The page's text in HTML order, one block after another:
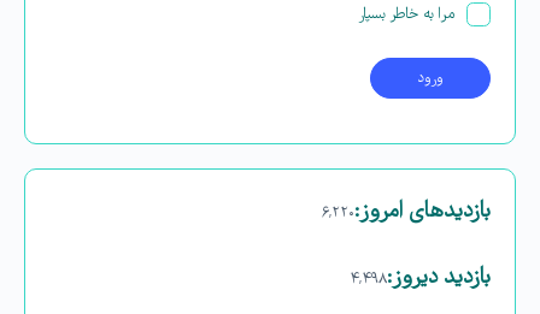
مرا به خاطر بسپار
بازدیدهای امروز:۶,۲۲۰
بازدید دیروز:۴,۴۹۸